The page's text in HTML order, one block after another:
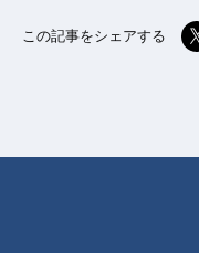
この記事をシェアする